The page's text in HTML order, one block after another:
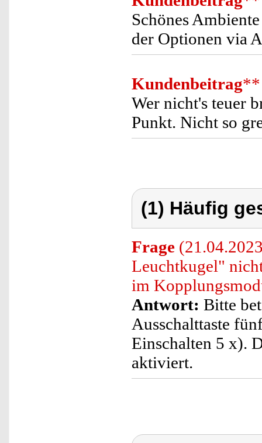
Schönes
der Optionen via
Kundenbeitrag**
Wer nicht's teuer
Punkt. Nicht so
(1) Häufig
Frage
Leuchtkugel"
im
Antwort: Bitte
Ausschalttaste
Einschalten 5 x).
aktiviert.